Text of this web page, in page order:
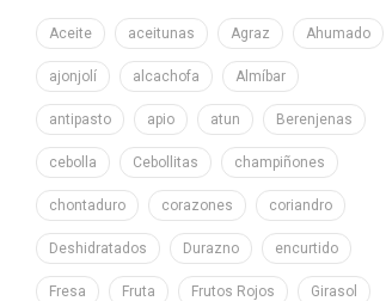
Aceite aceitunas Agraz Ahumado
ajonjolí alcachofa Almíbar
antipasto apio atun Berenjenas
cebolla Cebollitas champiñones
chontaduro corazones coriandro
Deshidratados Durazno encurtido
Fresa Fruta Frutos Rojos Girasol